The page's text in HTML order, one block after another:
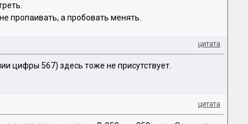
пропаивать, а пробовать менять.
цитата
цифры 567) здесь тоже не присутствует.
цитата